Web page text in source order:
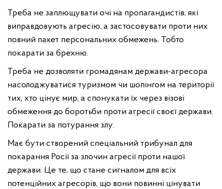
Треба не заплющувати очі на пропагандистів, які
виправдовують агресію, а застосовувати проти них
повний пакет персональних обмежень. Тобто
покарати за брехню.
Треба не дозволяти громадянам держави-агресора
насолоджуватися туризмом чи шопінгом на території
тих, хто цінує мир, а спонукати їх через візові
обмеження до боротьби проти агресії своєї держави.
Покарати за потурання злу.
Має бути створений спеціальний трибунал для
покарання Росії за злочин агресії проти нашої
держави. Це те, що стане сигналом для всіх
потенційних агресорів, що вони повинні цінувати